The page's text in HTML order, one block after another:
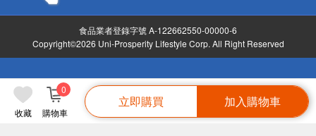
收藏 購物車
0
立即購買 加入購物車
食品業者登錄字號 A-122662550-00000-6
Copyright©2026 Uni-Prosperity Lifestyle Corp. All Right Reserved